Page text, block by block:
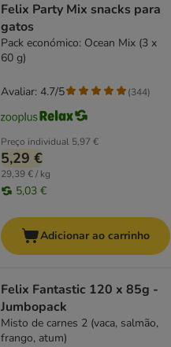
Felix Party Mix snacks para
gatos
Pack económico: Ocean Mix (3 x
60 g)
Preço individual 5,97 €
5,29 €
29,39 € / kg
5,03 €
Avaliar: 4.7/5 (344)
Adicionar ao carrinho
Felix Fantastic 120 x 85g -
Jumbopack
Misto de carnes 2 (vaca, salmão,
frango, atum)